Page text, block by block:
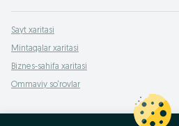
Sayt xaritasi
Mintaqalar xaritasi
Biznes-sahifa xaritasi
Ommaviy so‘rovlar